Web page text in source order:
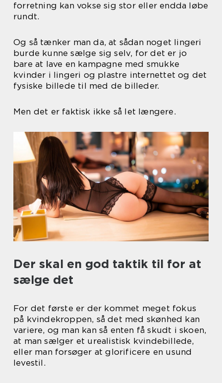
forretning kan vokse sig stor eller endda løbe
rundt.
Og så tænker man da, at sådan noget lingeri
burde kunne sælge sig selv, for det er jo
bare at lave en kampagne med smukke
kvinder i lingeri og plastre internettet og det
fysiske billede til med de billeder.
Men det er faktisk ikke så let længere.
Der skal en god taktik til for at
sælge det
For det første er der kommet meget fokus
på kvindekroppen, så det med skønhed kan
variere, og man kan så enten få skudt i skoen,
at man sælger et urealistisk kvindebillede,
eller man forsøger at glorificere en usund
levestil.